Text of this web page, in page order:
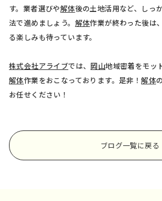
す。業者選びや解体後の土地活用など、しっ
法で進めましょう。 解体作業が終わった後は
る楽しみも待っています。
株式会社アライブでは、 岡山地域密着をモッ
解体作業をおこなっております。是非！解体
お任せください！
ブログ一覧に戻る